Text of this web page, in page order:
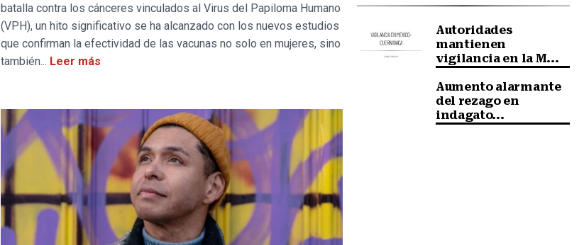
batalla contra los cánceres vinculados al Virus del Papiloma Humano
(VPH), un hito significativo se ha alcanzado con los nuevos estudios
que confirman la efectividad de las vacunas no solo en mujeres, sino
también... Leer más
Autoridades
mantienen
vigilancia en la M...
Aumento alarmante
del rezago en
indagato...